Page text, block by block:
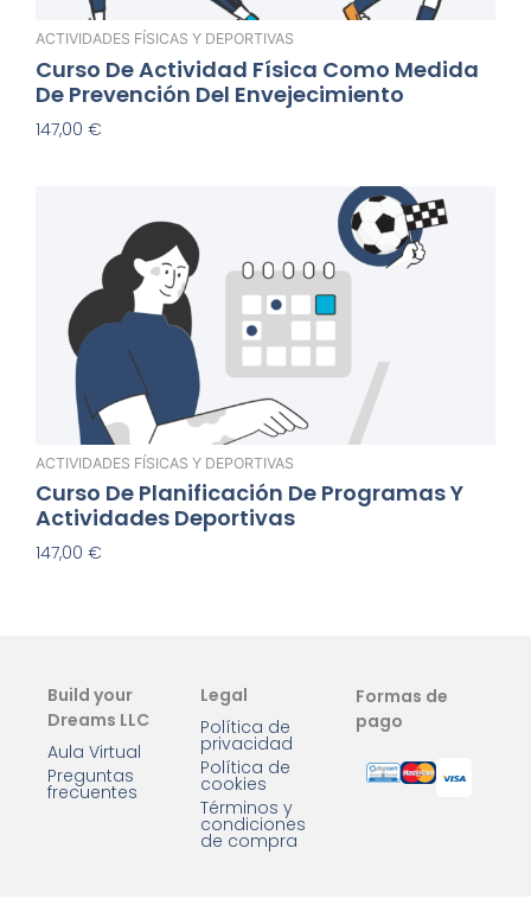
ACTIVIDADES FÍSICAS Y DEPORTIVAS
Curso De Actividad Física Como Medida
De Prevención Del Envejecimiento
147,00 €
ACTIVIDADES FÍSICAS Y DEPORTIVAS
Curso De Planificación De Programas Y
Actividades Deportivas
147,00 €
Build your
Dreams LLC
Aula Virtual
Preguntas
frecuentes
Legal
Política de
privacidad
Política de
cookies
Términos y
condiciones
de compra
Formas de
pago